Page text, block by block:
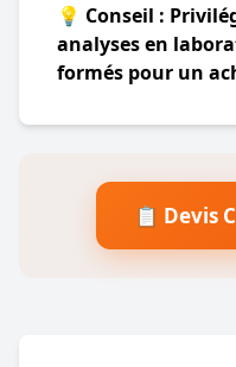
💡 Conseil :
analyses en
formés pour un
📋 Devis